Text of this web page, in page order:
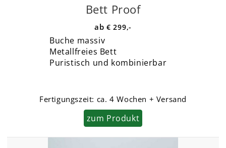
Bett Proof
€ 299,-
Buche massiv
Metallfreies Bett
Puristisch und kombinierbar
Fertigungszeit: ca. 4 Wochen + Versand
zum Produkt